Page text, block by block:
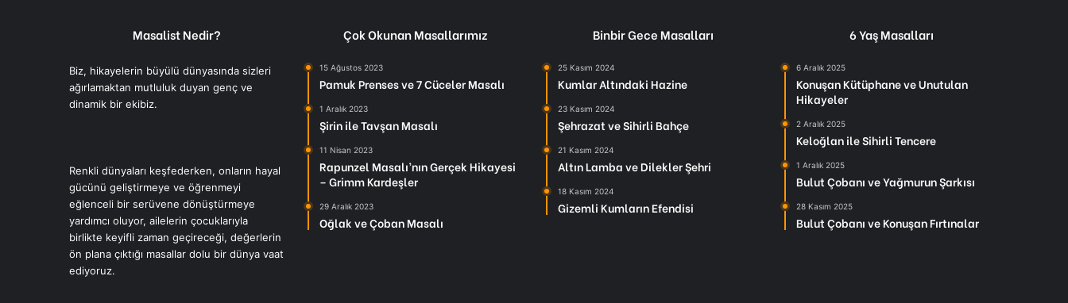
Masalist Nedir?
Biz, hikayelerin büyülü dünyasında sizleri
ağırlamaktan mutluluk duyan genç ve
dinamik bir ekibiz.
Renkli dünyaları keşfederken, onların hayal
gücünü geliştirmeye ve öğrenmeyi
eğlenceli bir serüvene dönüştürmeye
yardımcı oluyor, ailelerin çocuklarıyla
birlikte keyifli zaman geçireceği, değerlerin
ön plana çıktığı masallar dolu bir dünya vaat
ediyoruz.
Çok Okunan Masallarımız
15 Ağustos 2023
Pamuk Prenses ve 7 Cüceler Masalı
1 Aralık 2023
Şirin ile Tavşan Masalı
11 Nisan 2023
Rapunzel Masalı’nın Gerçek Hikayesi
– Grimm Kardeşler
29 Aralık 2023
Oğlak ve Çoban Masalı
Binbir Gece Masalları
25 Kasım 2024
Kumlar Altındaki Hazine
23 Kasım 2024
Şehrazat ve Sihirli Bahçe
21 Kasım 2024
Altın Lamba ve Dilekler Şehri
18 Kasım 2024
Gizemli Kumların Efendisi
6 Yaş Masalları
6 Aralık 2025
Konuşan Kütüphane ve Unutulan
Hikayeler
2 Aralık 2025
Keloğlan ile Sihirli Tencere
1 Aralık 2025
Bulut Çobanı ve Yağmurun Şarkısı
28 Kasım 2025
Bulut Çobanı ve Konuşan Fırtınalar